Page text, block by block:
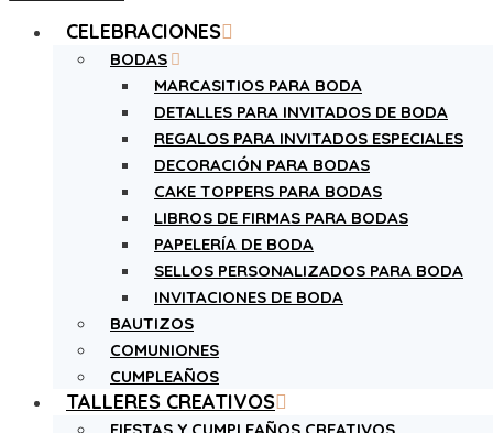
CELEBRACIONES
BODAS
MARCASITIOS PARA BODA
DETALLES PARA INVITADOS DE BODA
REGALOS PARA INVITADOS ESPECIALES
DECORACIÓN PARA BODAS
CAKE TOPPERS PARA BODAS
LIBROS DE FIRMAS PARA BODAS
PAPELERÍA DE BODA
SELLOS PERSONALIZADOS PARA BODA
INVITACIONES DE BODA
BAUTIZOS
COMUNIONES
CUMPLEAÑOS
TALLERES CREATIVOS